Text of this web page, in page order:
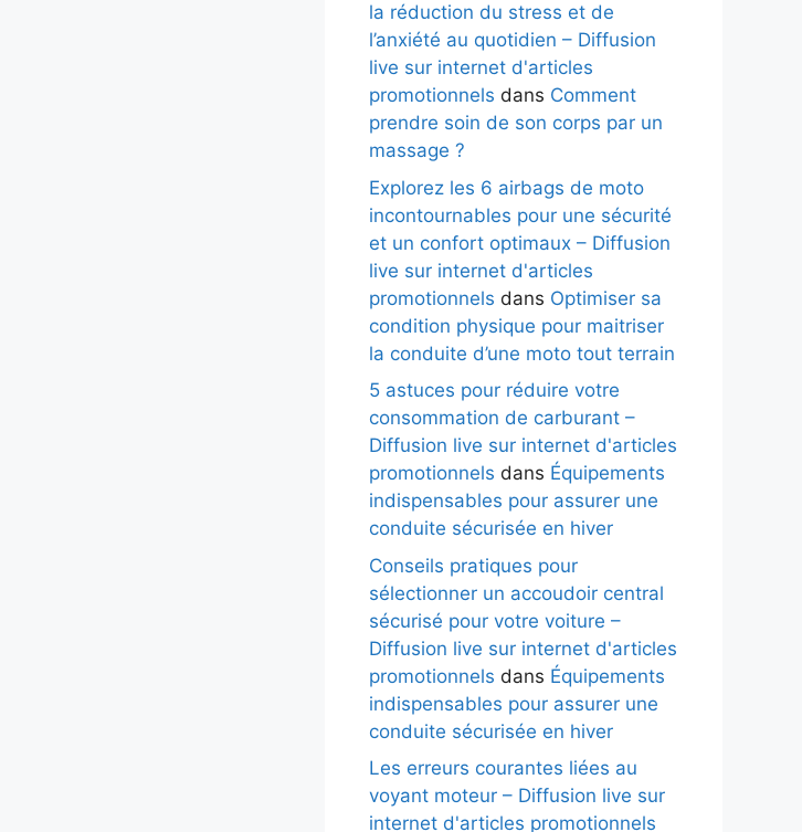
la réduction du stress et de
l’anxiété au quotidien – Diffusion
live sur internet d'articles
promotionnels dans Comment
prendre soin de son corps par un
massage ?
Explorez les 6 airbags de moto
incontournables pour une sécurité
et un confort optimaux – Diffusion
live sur internet d'articles
promotionnels dans Optimiser sa
condition physique pour maitriser
la conduite d’une moto tout terrain
5 astuces pour réduire votre
consommation de carburant –
Diffusion live sur internet d'articles
promotionnels dans Équipements
indispensables pour assurer une
conduite sécurisée en hiver
Conseils pratiques pour
sélectionner un accoudoir central
sécurisé pour votre voiture –
Diffusion live sur internet d'articles
promotionnels dans Équipements
indispensables pour assurer une
conduite sécurisée en hiver
Les erreurs courantes liées au
voyant moteur – Diffusion live sur
internet d'articles promotionnels